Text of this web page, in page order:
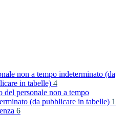
non a tempo indeterminato (da
in tabelle) 4
del personale non a tempo
(da pubblicare in tabelle) 1
6